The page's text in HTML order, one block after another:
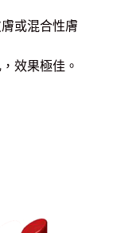
或混合性膚
效果極佳。